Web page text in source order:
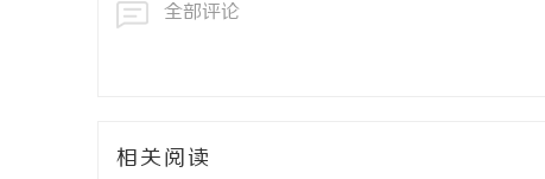
全部评论
相关阅读